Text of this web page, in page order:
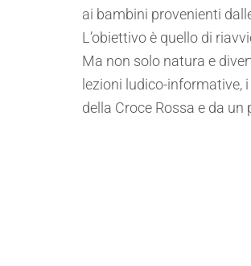
ai bambini provenienti
L’obiettivo è quello di
Ma non solo natura e
lezioni ludico-informative,
della Croce Rossa e da